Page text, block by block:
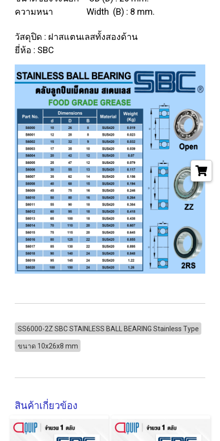
ความหนา Width (B) : 8 mm.
วัสดุปิด : ฝาสแตนเลสทั้งสองด้าน
ยี่ห้อ : SBC
SS6000-2Z SBC STAINLESS BALL BEARING Stainless Type
ขนาด 10x26x8 mm
สินค้าเกี่ยวข้อง